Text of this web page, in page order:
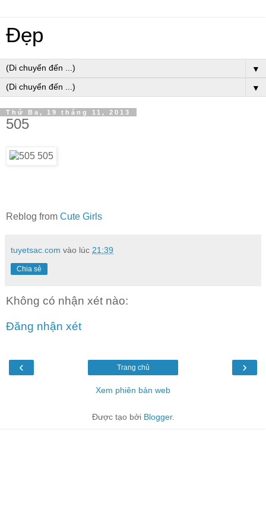
Đẹp
▼
▼
Thứ Ba, 19 tháng 11, 2013
505
Reblog from Cute Girls
tuyetsac.com vào lúc 21:39
Chia sẻ
Không có nhận xét nào:
Đăng nhận xét
‹ ›
Trang chủ
Xem phiên bản web
Được tạo bởi Blogger.